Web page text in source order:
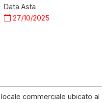
Data Asta
27/10/2025
commerciale ubicato al